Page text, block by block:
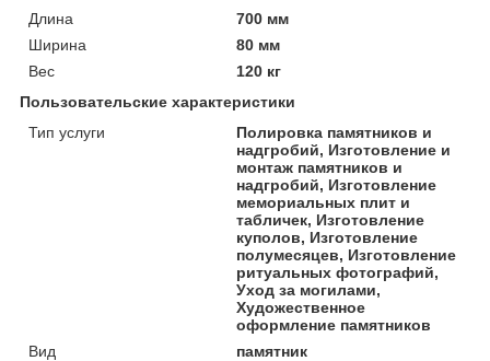
Длина
700 мм
Ширина
80 мм
Вес
120 кг
Пользовательские характеристики
Тип услуги
Полировка памятников и
надгробий, Изготовление и
монтаж памятников и
надгробий, Изготовление
мемориальных плит и
табличек, Изготовление
куполов, Изготовление
полумесяцев, Изготовление
ритуальных фотографий,
Уход за могилами,
Художественное
оформление памятников
Вид
памятник